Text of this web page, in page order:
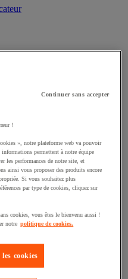
Continuer sans accepter
!
», notre plateforme web va pouvoir
informations permettent à notre équipe
les performances de notre site, et
ainsi vous proposer des produits encore
Si vous souhaitez plus
par type de cookies, cliquez sur
cookies, vous êtes le bienvenu aussi !
notre politique de cookies.
cookies